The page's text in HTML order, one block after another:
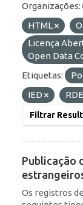
Organizações:
HTML
Licença
Open Data
Etiquetas:
IED
RDE
Filtrar
Publicação
Os registros